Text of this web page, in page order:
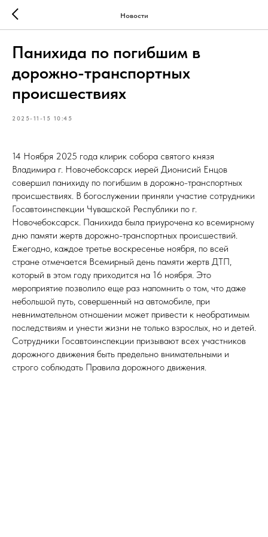
Новости
Панихида по погибшим в
дорожно-транспортных
происшествиях
2025-11-15 10:45
14 Ноября 2025 года клирик собора святого князя
Владимира г. Новочебоксарск иерей Дионисий Енцов
совершил панихиду по погибшим в дорожно-транспортных
происшествиях. В богослужении приняли участие сотрудники
Госавтоинспекции Чувашской Республики по г.
Новочебоксарск. Панихида была приурочена ко всемирному
дню памяти жертв дорожно-транспортных происшествий.
Ежегодно, каждое третье воскресенье ноября, по всей
стране отмечается Всемирный день памяти жертв ДТП,
который в этом году приходится на 16 ноября. Это
мероприятие позволило еще раз напомнить о том, что даже
небольшой путь, совершенный на автомобиле, при
невнимательном отношении может привести к необратимым
последствиям и унести жизни не только взрослых, но и детей.
Сотрудники Госавтоинспекции призывают всех участников
дорожного движения быть предельно внимательными и
строго соблюдать Правила дорожного движения.